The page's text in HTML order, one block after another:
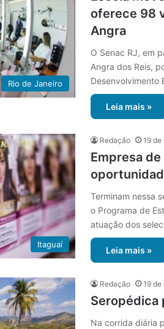
Rio de Janeiro
oferece 98
Angra
O Senac RJ, em
Angra dos Reis,
Desenvolvimento
Leia mais »
Itaguaí
Redação 19 de
Empresa
Terminam nessa
o Programa de
atuação dos
Leia mais »
Redação 19 de
Seropédica
Na corrida diária